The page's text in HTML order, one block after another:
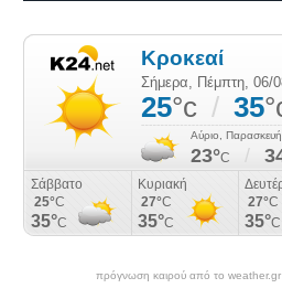
πρόγνωση καιρού από το weather.gr